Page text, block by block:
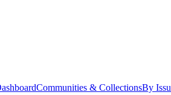
Communities & CollectionsBy